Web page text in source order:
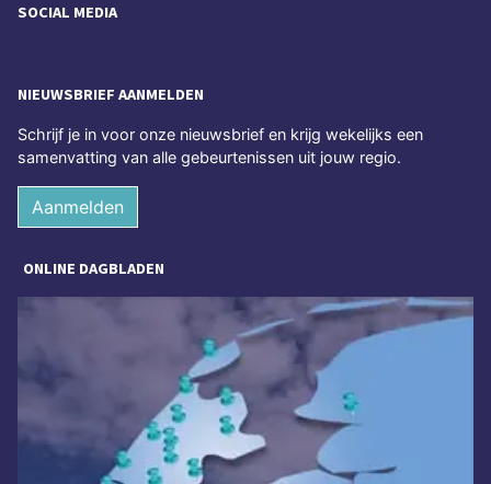
SOCIAL MEDIA
NIEUWSBRIEF AANMELDEN
Schrijf je in voor onze nieuwsbrief en krijg wekelijks een
samenvatting van alle gebeurtenissen uit jouw regio.
Aanmelden
ONLINE DAGBLADEN